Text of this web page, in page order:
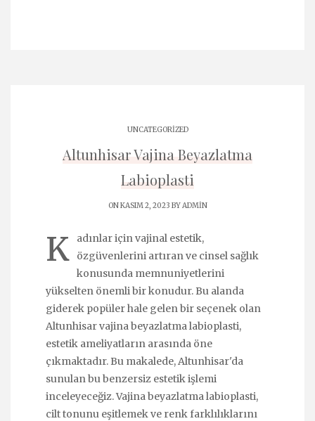
UNCATEGORIZED
Altunhisar Vajina Beyazlatma
Labioplasti
ON KASIM 2, 2023 BYADMIN
K
adınlar için vajinal estetik,
özgüvenlerini artıran ve cinsel sağlık
konusunda memnuniyetlerini
yükselten önemli bir konudur. Bu alanda
giderek popüler hale gelen bir seçenek olan
Altunhisar vajina beyazlatma labioplasti,
estetik ameliyatların arasında öne
çıkmaktadır. Bu makalede, Altunhisar'da
sunulan bu benzersiz estetik işlemi
inceleyeceğiz. Vajina beyazlatma labioplasti,
cilt tonunu eşitlemek ve renk farklılıklarını